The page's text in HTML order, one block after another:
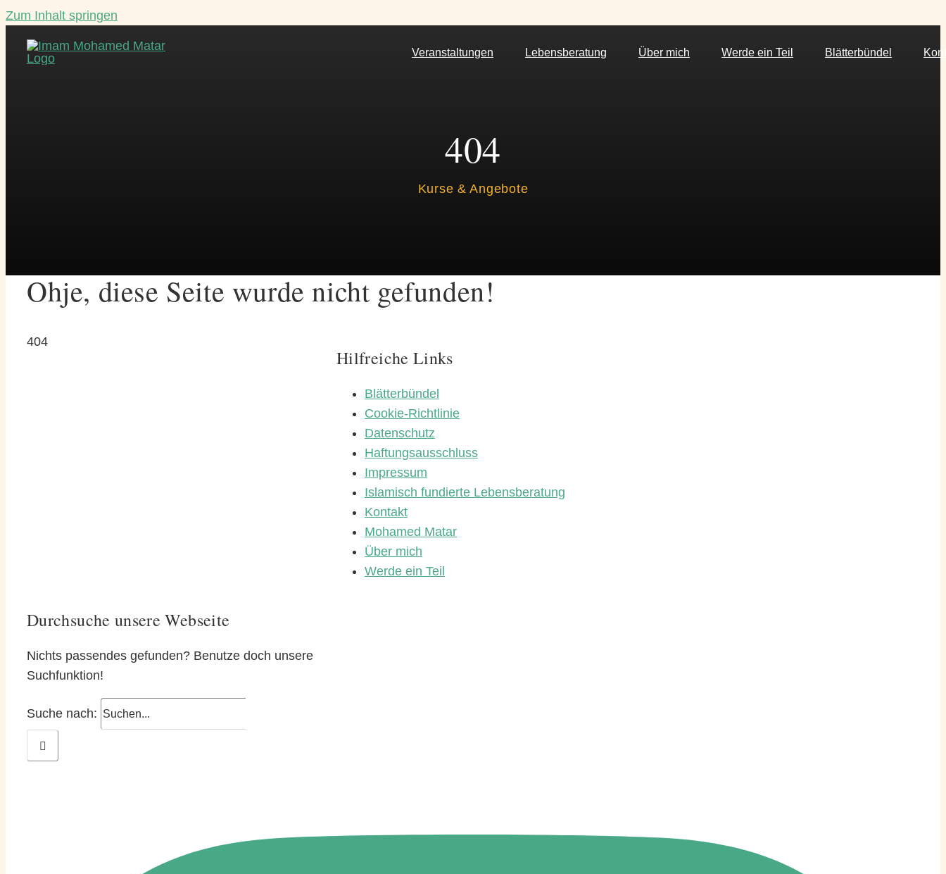
Zum Inhalt springen
Veranstaltungen Lebensberatung Über mich Werde ein Teil Blätterbündel
404
Kurse & Angebote
Ohje, diese Seite wurde nicht gefunden!
404
Hilfreiche Links
Blätterbündel
Cookie-Richtlinie
Datenschutz
Haftungsausschluss
Impressum
Islamisch fundierte Lebensberatung
Kontakt
Mohamed Matar
Über mich
Werde ein Teil
Durchsuche unsere Webseite
Nichts passendes gefunden? Benutze doch unsere
Suchfunktion!
Suche nach: